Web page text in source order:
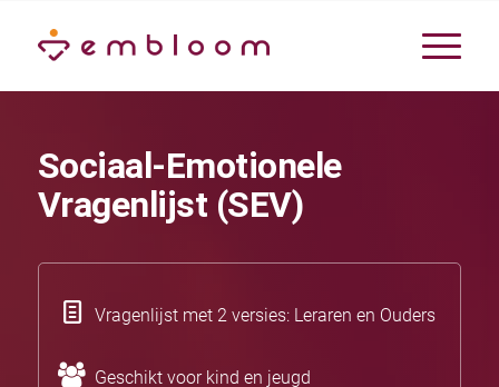
Sociaal-Emotionele
Vragenlijst (SEV)
Vragenlijst met 2 versies: Leraren en Ouders
Geschikt voor kind en jeugd